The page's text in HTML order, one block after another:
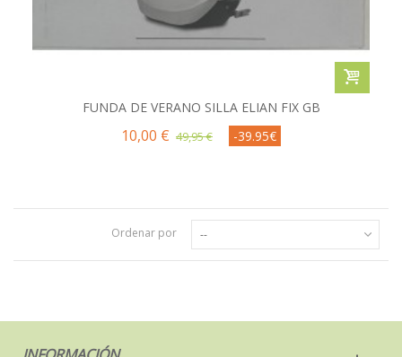
FUNDA DE VERANO SILLA ELIAN FIX GB
10,00 € 49,95 € -39.95€
Ordenar por --